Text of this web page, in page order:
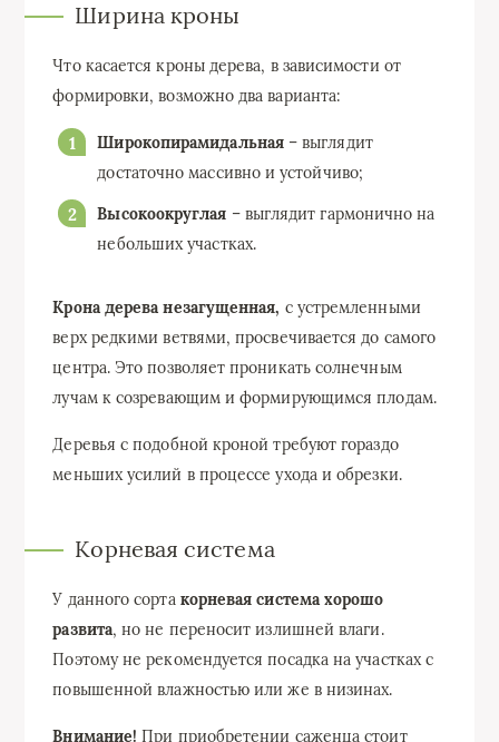
Ширина кроны
Что касается кроны дерева, в зависимости от
формировки, возможно два варианта:
Широкопирамидальная– выглядит
достаточно массивно и устойчиво;
Высокоокруглая – выглядит гармонично на
небольших участках.
Крона дерева незагущенная, с устремленными
верх редкими ветвями, просвечивается до самого
центра. Это позволяет проникать солнечным
лучам к созревающим и формирующимся плодам.
Деревья с подобной кроной требуют гораздо
меньших усилий в процессе ухода и обрезки.
Корневая система
У данного сортакорневая система хорошо
развита, но не переносит излишней влаги.
Поэтому не рекомендуется посадка на участках с
повышенной влажностью или же в низинах.
Внимание!При приобретении саженца стоит